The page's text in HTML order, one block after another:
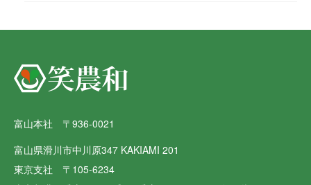
富山本社 〒936-0021
富山県滑川市中川原347 KAKIAMI 201
東京支社 〒105-6234